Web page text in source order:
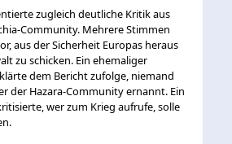
zugleich deutliche Kritik aus
Community. Mehrere Stimmen
aus der Sicherheit Europas heraus
zu schicken. Ein ehemaliger
dem Bericht zufolge, niemand
der Hazara-Community ernannt. Ein
wer zum Krieg aufrufe, solle